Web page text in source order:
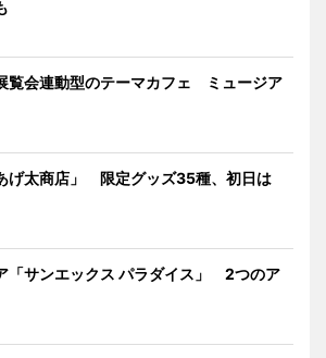
覧会連動型のテーマカフェ ミュージア
げ太商店」 限定グッズ35種、初日は
「サンエックス パラダイス」 2つのア